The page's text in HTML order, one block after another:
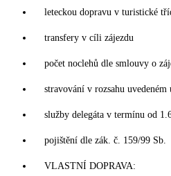
leteckou dopravu v turistické
transfery v cíli zájezdu
počet noclehů dle smlouvy o
stravování v rozsahu
služby delegáta v termínu od
pojištění dle zák. č. 159/99 Sb.
VLASTNÍ DOPRAVA: